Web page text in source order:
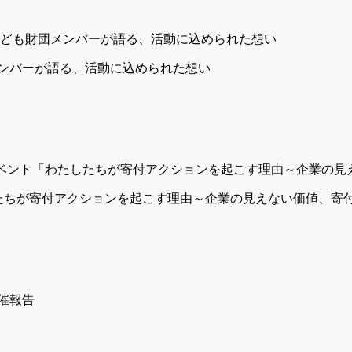
バーが語る、活動に込められた想い
が寄付アクションを起こす理由～企業の見えない価値、寄